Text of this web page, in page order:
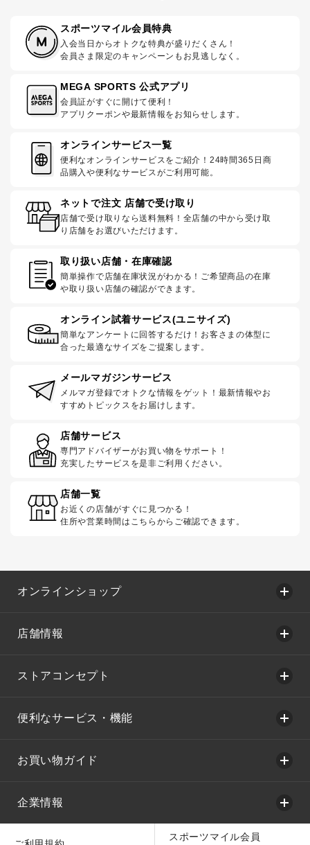
スポーツマイル会員特典
入会当日からオトクな特典が盛りだくさん！
会員さま限定のキャンペーンもお見逃しなく。
MEGA SPORTS 公式アプリ
会員証がすぐに開けて便利！
アプリクーポンや最新情報をお知らせします。
オンラインサービス一覧
便利なオンラインサービスをご紹介！24時間365日商
品購入や便利なサービスがご利用可能。
ネットで注文 店舗で受け取り
店舗で受け取りなら送料無料！全店舗の中から受け取
り店舗をお選びいただけます。
取り扱い店舗・在庫確認
簡単操作で店舗在庫状況がわかる！ご希望商品の在庫
や取り扱い店舗の確認ができます。
オンライン試着サービス(ユニサイズ)
簡単なアンケートに回答するだけ！お客さまの体型に
合った最適なサイズをご提案します。
メールマガジンサービス
メルマガ登録でオトクな情報をゲット！最新情報やお
すすめトピックスをお届けします。
店舗サービス
専門アドバイザーがお買い物をサポート！
充実したサービスを是非ご利用ください。
店舗一覧
お近くの店舗がすぐに見つかる！
住所や営業時間はこちらからご確認できます。
オンラインショップ
店舗情報
ストアコンセプト
便利なサービス・機能
お買い物ガイド
企業情報
スポーツマイル会員